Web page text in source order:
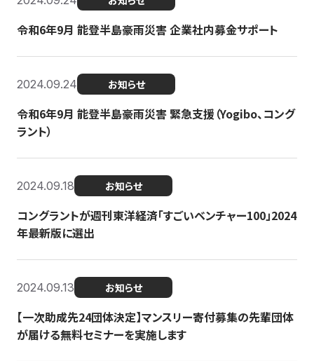
令和6年9月 能登半島豪雨災害 企業社内募金サポート
2024.09.24 お知らせ
令和6年9月 能登半島豪雨災害 緊急支援（Yogibo、コング
ラント）
2024.09.18 お知らせ
コングラントが週刊東洋経済「すごいベンチャー100」2024
年最新版に選出
2024.09.13 お知らせ
【一次助成先24団体決定】マンスリー寄付募集の先輩団体
が届ける無料セミナーを実施します